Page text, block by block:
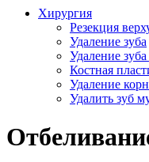
Хирургия
Резекция
Удаление зуба
Удаление зуба
Костная
Удаление
Удалить зуб